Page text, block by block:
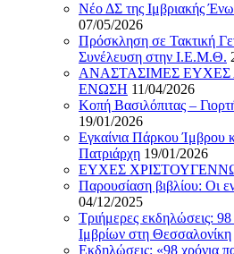
Νέο ΔΣ της Ιμβριακής
07/05/2026
Πρόσκληση σε Τακτική
Συνέλευση στην Ι.Ε.Μ.Θ.
ΑΝΑΣΤΑΣΙΜΕΣ
ΕΝΩΣΗ 11/04/2026
Κοπή Βασιλόπιτας –
19/01/2026
Εγκαίνια Πάρκου Ίμβρου
Πατριάρχη 19/01/2026
ΕΥΧΕΣ
Παρουσίαση βιβλίου: Οι
04/12/2025
Τριήμερες εκδηλώσεις:
Ιμβρίων στη Θεσσαλονίκη
Εκδηλώσεις: «98 χρόνια